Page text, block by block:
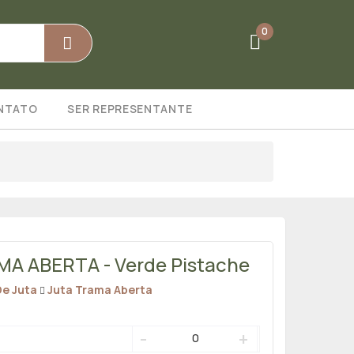
0
SER REPRESENTANTE
ABERTA - Verde Pistache
Juta
Juta Trama Aberta
- +